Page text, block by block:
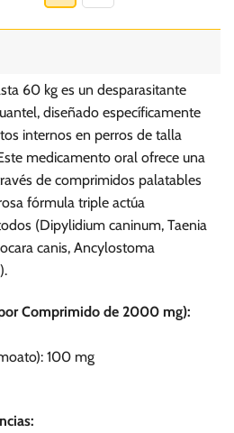
múltiples
opciones
pueden
elegir
en
la
página
producto
60 kg es un desparasitante
diseñado específicamente
internos en perros de talla
medicamento oral ofrece una
de comprimidos palatables
fórmula triple actúa
(Dipylidium caninum, Taenia
canis, Ancylostoma
Comprimido de 2000 mg):
100 mg